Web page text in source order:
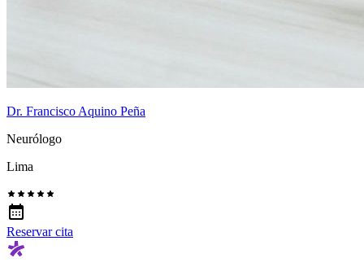
Dr. Francisco Aquino Peña
Neurólogo
Lima
Reservar cita